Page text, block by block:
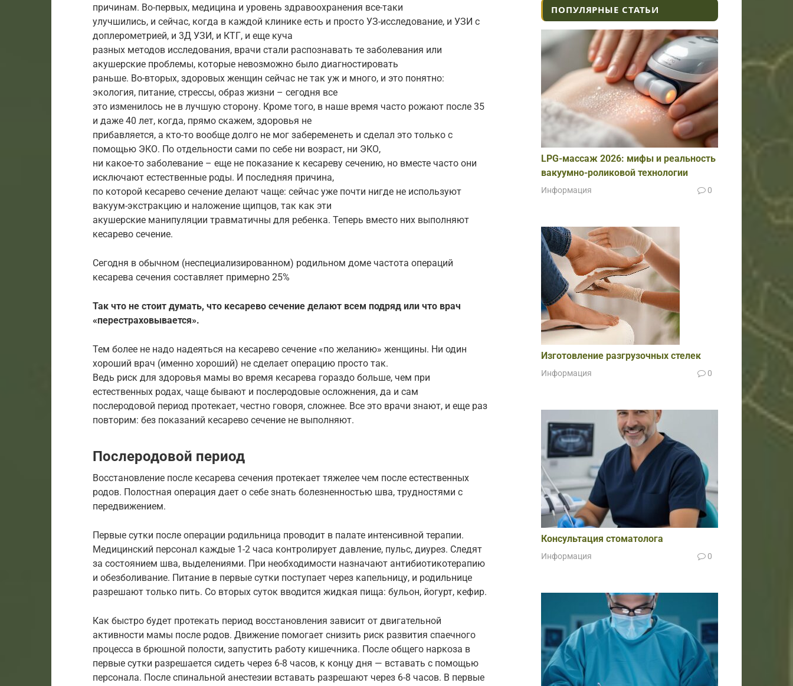
причинам. Во-первых, медицина и уровень здравоохранения все-таки
улучшились, и сейчас, когда в каждой клинике есть и просто УЗ-исследование, и УЗИ с
доплерометрией, и 3Д УЗИ, и КТГ, и еще куча
разных методов исследования, врачи стали распознавать те заболевания или
акушерские проблемы, которые невозможно было диагностировать
раньше. Во-вторых, здоровых женщин сейчас не так уж и много, и это понятно:
экология, питание, стрессы, образ жизни – сегодня все
это изменилось не в лучшую сторону. Кроме того, в наше время часто рожают после 35
и даже 40 лет, когда, прямо скажем, здоровья не
прибавляется, а кто-то вообще долго не мог забеременеть и сделал это только с
помощью ЭКО. По отдельности сами по себе ни возраст, ни ЭКО,
ни какое-то заболевание – еще не показание к кесареву сечению, но вместе часто они
исключают естественные роды. И последняя причина,
по которой кесарево сечение делают чаще: сейчас уже почти нигде не используют
вакуум-экстракцию и наложение щипцов, так как эти
акушерские манипуляции травматичны для ребенка. Теперь вместо них выполняют
кесарево сечение.
Сегодня в обычном (неспециализированном) родильном доме частота операций
кесарева сечения составляет примерно 25%
Так что не стоит думать, что кесарево сечение делают всем подряд или что врач
«перестраховывается».
Тем более не надо надеяться на кесарево сечение «по желанию» женщины. Ни один
хороший врач (именно хороший) не сделает операцию просто так.
Ведь риск для здоровья мамы во время кесарева гораздо больше, чем при
естественных родах, чаще бывают и послеродовые осложнения, да и сам
послеродовой период протекает, честно говоря, сложнее. Все это врачи знают, и еще раз
повторим: без показаний кесарево сечение не выполняют.
Послеродовой период
Восстановление после кесарева сечения протекает тяжелее чем после естественных
родов. Полостная операция дает о себе знать болезненностью шва, трудностями с
передвижением.
Первые сутки после операции родильница проводит в палате интенсивной терапии.
Медицинский персонал каждые 1-2 часа контролирует давление, пульс, диурез. Следят
за состоянием шва, выделениями. При необходимости назначают антибиотикотерапию
и обезболивание. Питание в первые сутки поступает через капельницу, и родильнице
разрешают только пить. Со вторых суток вводится жидкая пища: бульон, йогурт, кефир.
Как быстро будет протекать период восстановления зависит от двигательной
активности мамы после родов. Движение помогает снизить риск развития спаечного
процесса в брюшной полости, запустить работу кишечника. После общего наркоза в
первые сутки разрешается сидеть через 6-8 часов, к концу дня — вставать с помощью
персонала. После спинальной анестезии вставать разрешают через 6-8 часов. В первые
ПОПУЛЯРНЫЕ СТАТЬИ
LPG-массаж 2026: мифы и реальность
вакуумно-роликовой технологии
Информация 0
Изготовление разгрузочных стелек
Информация 0
Консультация стоматолога
Информация 0